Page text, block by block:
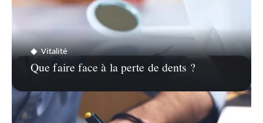
Vitalité
Que faire face à la perte de dents ?